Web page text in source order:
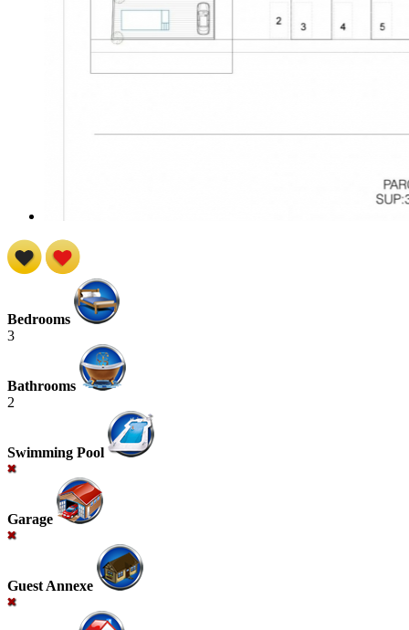
Bedrooms
3
Bathrooms
2
Swimming Pool
Garage
Guest Annexe